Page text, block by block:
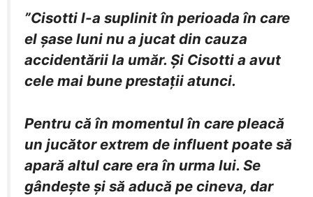
”Cisotti l-a suplinit în perioada în care
el șase luni nu a jucat din cauza
accidentării la umăr. Şi Cisotti a avut
cele mai bune prestaţii atunci.
Pentru că în momentul în care pleacă
un jucător extrem de influent poate să
apară altul care era în urma lui. Se
gândeşte şi să aducă pe cineva, dar